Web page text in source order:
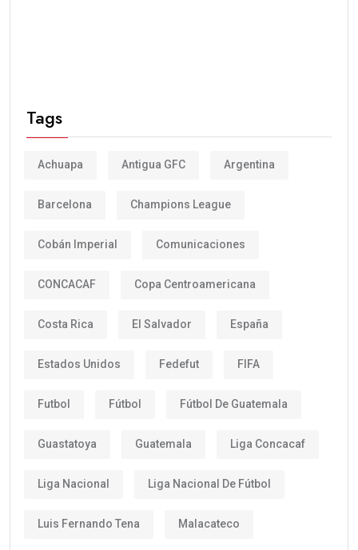
Tags
Achuapa Antigua GFC Argentina
Barcelona Champions League
Cobán Imperial Comunicaciones
CONCACAF Copa Centroamericana
Costa Rica El Salvador España
Estados Unidos Fedefut FIFA
Futbol Fútbol Fútbol De Guatemala
Guastatoya Guatemala Liga Concacaf
Liga Nacional Liga Nacional De Fútbol
Luis Fernando Tena Malacateco